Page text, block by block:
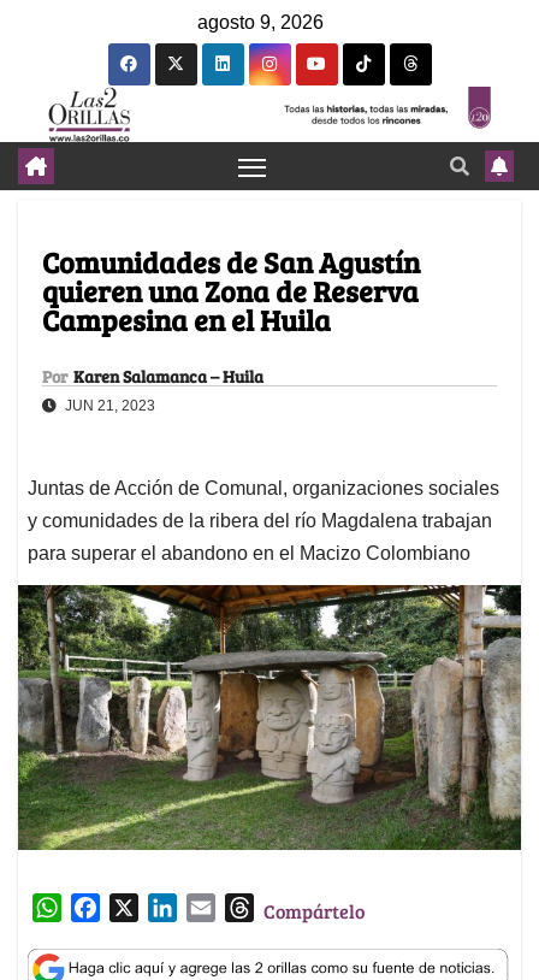
agosto 9, 2026
Comunidades de San Agustín
quieren una Zona de Reserva
Campesina en el Huila
Por Karen Salamanca – Huila
JUN 21, 2023
Juntas de Acción de Comunal, organizaciones sociales
y comunidades de la ribera del río Magdalena trabajan
para superar el abandono en el Macizo Colombiano
W
a
c
n
a
T
r
Compártelo